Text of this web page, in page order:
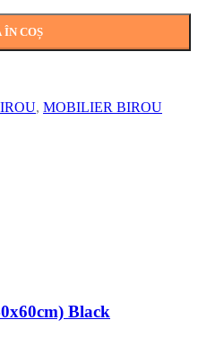
ÎN COȘ
, MOBILIER BIROU
Black